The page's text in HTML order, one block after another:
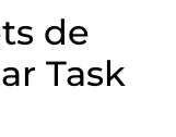
de
Task